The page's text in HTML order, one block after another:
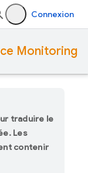
Connexion
Monitoring
traduire le
Les
contenir